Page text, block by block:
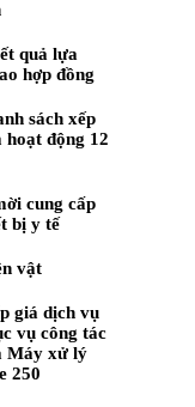
quả lựa
hợp đồng
sách xếp
hoạt động 12
cung cấp
bị y tế
vật
giá dịch vụ
vụ công tác
Máy xử lý
250